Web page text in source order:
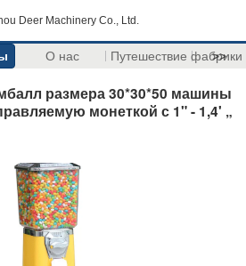
Deer Machinery Co., Ltd.
О нас Путешествие фабрики
>>
размера 30*30*50 машины
монеткой с 1" - 1,4' „